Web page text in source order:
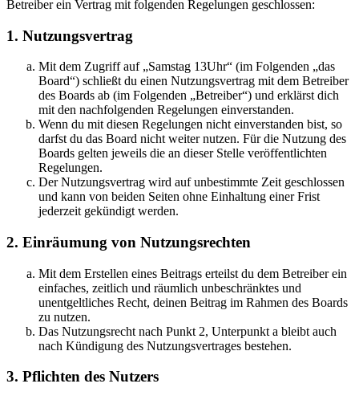
Betreiber ein Vertrag mit folgenden Regelungen geschlossen:
1. Nutzungsvertrag
Mit dem Zugriff auf „Samstag 13Uhr“ (im Folgenden „das
Board“) schließt du einen Nutzungsvertrag mit dem Betreiber
des Boards ab (im Folgenden „Betreiber“) und erklärst dich
mit den nachfolgenden Regelungen einverstanden.
Wenn du mit diesen Regelungen nicht einverstanden bist, so
darfst du das Board nicht weiter nutzen. Für die Nutzung des
Boards gelten jeweils die an dieser Stelle veröffentlichten
Regelungen.
Der Nutzungsvertrag wird auf unbestimmte Zeit geschlossen
und kann von beiden Seiten ohne Einhaltung einer Frist
jederzeit gekündigt werden.
2. Einräumung von Nutzungsrechten
Mit dem Erstellen eines Beitrags erteilst du dem Betreiber ein
einfaches, zeitlich und räumlich unbeschränktes und
unentgeltliches Recht, deinen Beitrag im Rahmen des Boards
zu nutzen.
Das Nutzungsrecht nach Punkt 2, Unterpunkt a bleibt auch
nach Kündigung des Nutzungsvertrages bestehen.
3. Pflichten des Nutzers